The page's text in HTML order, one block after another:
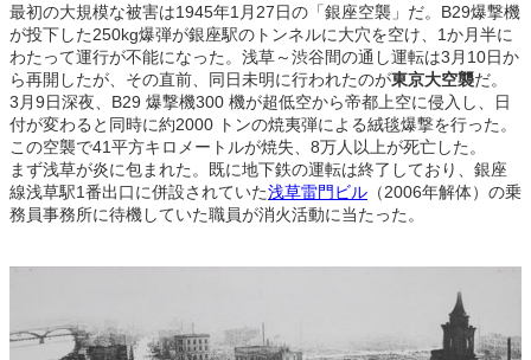
最初の大規模な被害は1945年1月27日の「銀座空襲」だ。B29爆撃機
が投下した250kg爆弾が銀座駅のトンネルに大穴を空け、1か月半に
わたって運行が不能になった。浅草～渋谷間の通し運転は3月10日か
ら再開したが、その直前、同日未明に行われたのが東京大空襲だ。
3月9日深夜、B29 爆撃機300 機が超低空から帝都上空に侵入し、日
付が変わると同時に約2000 トンの焼夷弾による絨毯爆撃を行った。
この空襲で41平方キロメートルが焼失、8万人以上が死亡した。
まず浅草が炎に包まれた。既に地下鉄の運転は終了しており、銀座
線浅草駅1番出口に併設されていた浅草雷門ビル （2006年解体）の乗
務員事務所に待機していた職員が消火活動に当たった。